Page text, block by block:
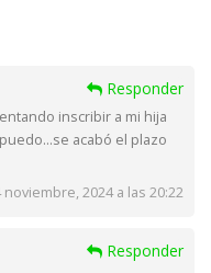
Responder
inscribir a mi hija
acabó el plazo
noviembre, 2024 a las 20:22
Responder